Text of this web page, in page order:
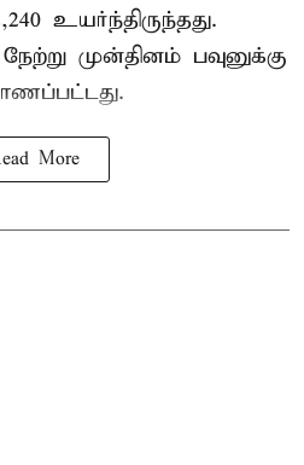
உயர்ந்திருந்தது.
முன்தினம் பவுனுக்கு
More